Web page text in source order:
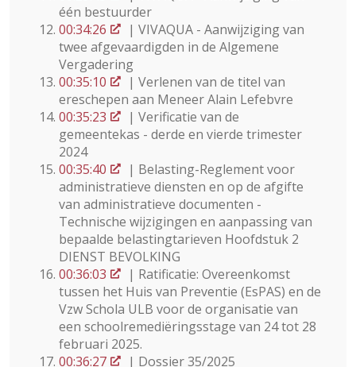
één bestuurder
00:34:26
| VIVAQUA - Aanwijziging van
twee afgevaardigden in de Algemene
Vergadering
00:35:10
| Verlenen van de titel van
ereschepen aan Meneer Alain Lefebvre
00:35:23
| Verificatie van de
gemeentekas - derde en vierde trimester
2024
00:35:40
| Belasting-Reglement voor
administratieve diensten en op de afgifte
van administratieve documenten -
Technische wijzigingen en aanpassing van
bepaalde belastingtarieven Hoofdstuk 2
DIENST BEVOLKING
00:36:03
| Ratificatie: Overeenkomst
tussen het Huis van Preventie (EsPAS) en de
Vzw Schola ULB voor de organisatie van
een schoolremediëringsstage van 24 tot 28
februari 2025.
00:36:27
| Dossier 35/2025